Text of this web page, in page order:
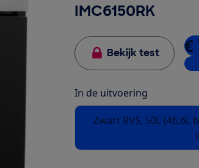
IMC6150RK
Bekijk test €
1
In de uitvoering
Zwart RVS, 50L